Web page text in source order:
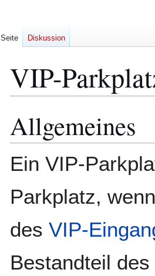
VIP-
Navigation
Suche
Allgemeines
Ein VIP-
Parkplatz,
des VIP-
Bestandteil
Seite Diskussion